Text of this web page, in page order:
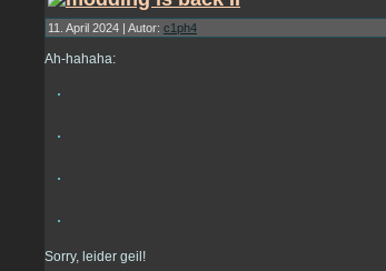
11. April 2024 | Autor: c1ph4
Ah-hahaha:
Sorry, leider geil!